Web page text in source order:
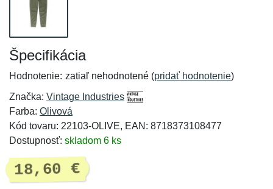
Špecifikácia
Hodnotenie: zatiaľ nehodnotené (pridať hodnotenie)
Značka: Vintage Industries
Farba: Olivová
Kód tovaru: 22103-OLIVE, EAN: 8718373108477
Dostupnosť: skladom 6 ks
18,60 €